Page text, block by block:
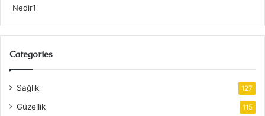
Categories
Sağlık 127
Güzellik 115